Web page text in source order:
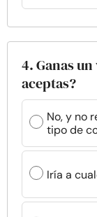
4. Ganas
aceptas?
No, y no
tipo de
Iría a